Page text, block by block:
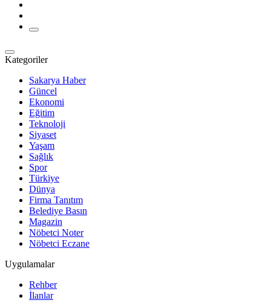
Kategoriler
Sakarya Haber
Güncel
Ekonomi
Eğitim
Teknoloji
Siyaset
Yaşam
Sağlık
Spor
Türkiye
Dünya
Firma Tanıtım
Belediye Basın
Magazin
Nöbetci Noter
Nöbetci Eczane
Uygulamalar
Rehber
İlanlar